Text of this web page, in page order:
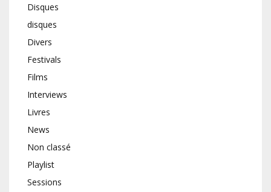
Disques
disques
Divers
Festivals
Films
Interviews
Livres
News
Non classé
Playlist
Sessions